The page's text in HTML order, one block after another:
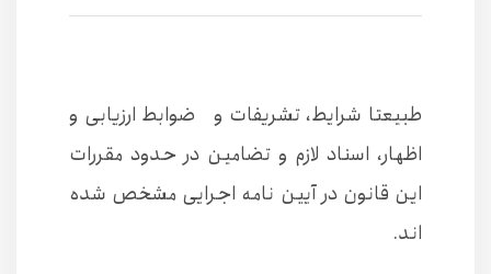
طبیعتا شرایط، تشریفات و ضوابط ارزیابی و
اظهار، اسناد لازم و تضامین در حدود مقررات
این قانون در آیین نامه اجرایی مشخص شده
اند.